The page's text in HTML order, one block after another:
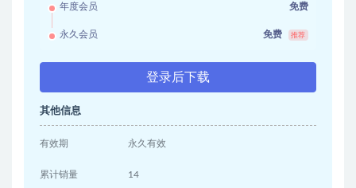
年度会员 免费
永久会员 免费 推荐
登录后下载
其他信息
有效期 永久有效
累计销量 14